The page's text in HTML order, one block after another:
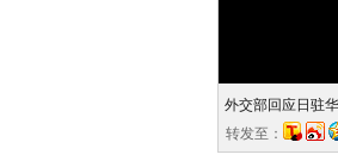
外交部回应日驻
转发至：